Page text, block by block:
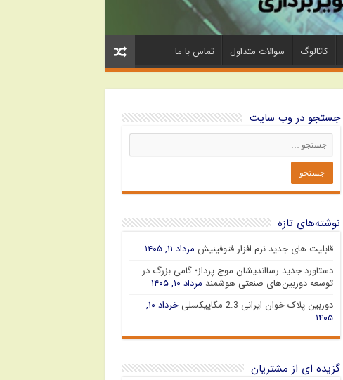
کاتالوگ سوالات متداول تماس با ما
جستجو در وب سایت
نوشته‌های تازه
قابلیت های جدید نرم افزار فتوفینیش مرداد ۱۱, ۱۴۰۵
دستاورد جدید رسااندیشان موج پرداز؛ گامی بزرگ در
توسعه دوربین‌های صنعتی هوشمند مرداد ۱۰, ۱۴۰۵
دوربین پلاک خوان ایرانی 2.3 مگاپیکسلی
خرداد ۱۰,
۱۴۰۵
گزیده ای از مشتریان